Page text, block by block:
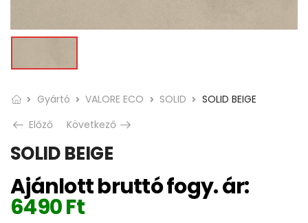
Gyártó VALORE ECO SOLID
SOLID BEIGE
Előző
Következő
SOLID BEIGE
Ajánlott bruttó fogy. ár:
6490Ft